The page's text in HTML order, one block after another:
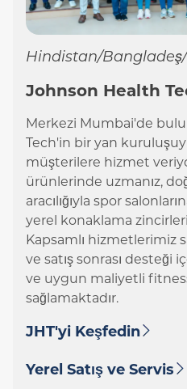
Hindistan/
Johnson Health
Merkezi Mumbai'de
Tech'in bir yan
müşterilere hizmet
ürünlerinde uzmanız,
aracılığıyla spor
yerel konaklama
Kapsamlı hizmetlerimiz
ve satış sonrası
ve uygun maliyetli
sağlamaktadır.
JHT'yi Keşfedin
Yerel Satış ve Servis